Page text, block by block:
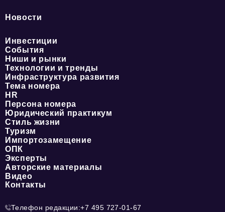
Новости
Инвестиции
События
Ниши и рынки
Технологии и тренды
Инфраструктура развития
Тема номера
HR
Персона номера
Юридический практикум
Стиль жизни
Туризм
Импортозамещение
ОПК
Эксперты
Авторские материалы
Видео
Контакты
Телефон редакции:+7 495 727-01-67